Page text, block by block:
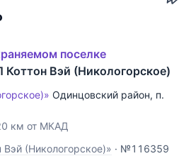
поселке
Коттон Вэй (Никологорское)
Одинцовский район, п.
км от МКАД
Вэй (Никологорское)» · №116359